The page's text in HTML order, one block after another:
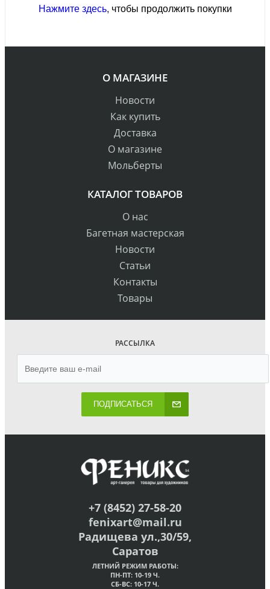
Нажмите здесь, чтобы продолжить покупки
О МАГАЗИНЕ
Новости
Как купить
Доставка
О магазине
Мольберты
КАТАЛОГ ТОВАРОВ
О нас
Багетная мастерская
Новости
Статьи
Контакты
Товары
РАССЫЛКА
ПОДПИСАТЬСЯ
+7 (8452) 27-58-20
fenixart@mail.ru
Радищева ул.,30/59,
Саратов
ЛЕТНИЙ РЕЖИМ РАБОТЫ:
ПН-ПТ: 10-19 Ч.
СБ-ВС: 10-17 Ч.